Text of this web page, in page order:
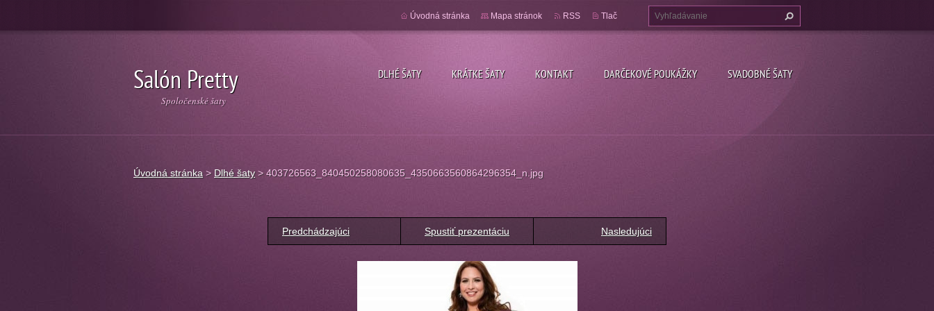
Salón Pretty
Spoločenské šaty
DLHÉ ŠATY KRÁTKE ŠATY KONTAKT DARČEKOVÉ POUKÁŽKY SVADOBNÉ ŠATY
Úvodná stránka Mapa stránok RSS Tlač
Úvodná stránka > Dlhé šaty >403726563_840450258080635_4350663560864296354_n.jpg
Predchádzajúci Spustiť prezentáciu Nasledujúci